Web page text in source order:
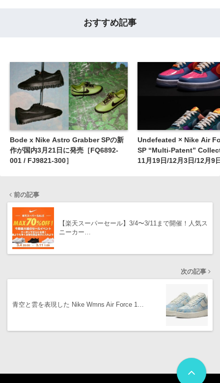
おすすめ記事
Bode x Nike Astro Grabber SPの新
作が国内3月21日に発売［FQ6892-
001 / FJ9821-300］
Undefeated × Nike Air
SP “Multi-Patent”
11月19日/12月3日/12月9
前の記事
【楽天スーパーセール】3/4〜3/11まで開催！人気ス
ニーカー…
次の記事
青空と雲を表現した Nike Wmns Air Force 1…